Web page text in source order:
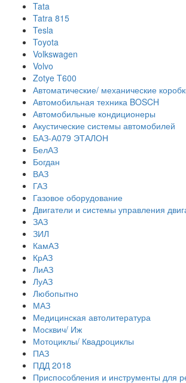
Tata
Tatra 815
Tesla
Toyota
Volkswagen
Volvo
Zotye T600
Автоматические/ механические
Автомобильная техника BOSCH
Автомобильные кондиционеры
Акустические системы автомобилей
БАЗ-А079 ЭТАЛОН
БелАЗ
Богдан
ВАЗ
ГАЗ
Газовое оборудование
Двигатели и системы управления
ЗАЗ
ЗИЛ
КамАЗ
КрАЗ
ЛиАЗ
ЛуАЗ
Любопытно
МАЗ
Медицинская автолитература
Москвич/ Иж
Мотоциклы/ Квадроциклы
ПАЗ
ПДД 2018
Приспособления и инструменты для